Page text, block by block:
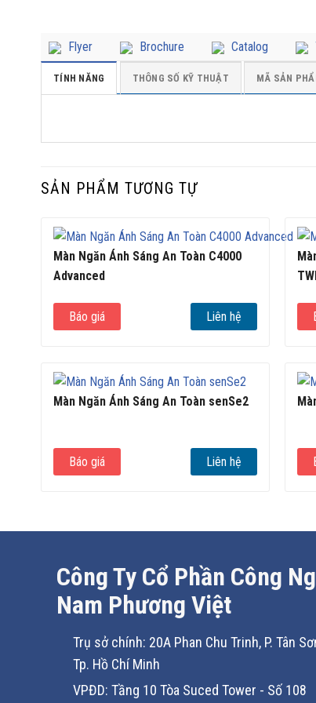
Flyer Brochure Catalog
TÍNH NĂNG THÔNG SỐ KỸ THUẬT MÃ SẢN
SẢN PHẨM TƯƠNG TỰ
Màn Ngăn Ánh Sáng An Toàn C4000
Advanced
Báo giá Liên hệ
Màn Ngăn Ánh Sáng An Toàn senSe2
Báo giá Liên hệ
Công Ty Cổ Phần Công
Nam Phương Việt
Trụ sở chính: 20A Phan Chu Trinh, P. Tân
Tp. Hồ Chí Minh
VPĐD: Tầng 10 Tòa Suced Tower - Số 108